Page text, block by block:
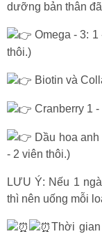
dưỡng bản thân
Omega - 3:
thôi.)
Biotin và
Cranberry 1 -
Dầu hoa
- 2 viên thôi.)
LƯU Ý: Nếu 1
thì nên uống mỗi
Thời